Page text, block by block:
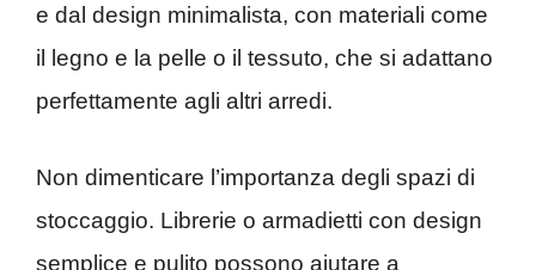
e dal design minimalista, con materiali come
il legno e la pelle o il tessuto, che si adattano
perfettamente agli altri arredi.
Non dimenticare l’importanza degli spazi di
stoccaggio. Librerie o armadietti con design
semplice e pulito possono aiutare a